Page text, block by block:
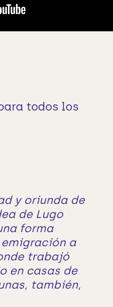
todos los
y oriunda de
de Lugo
forma
a
trabajó
en casas de
también,